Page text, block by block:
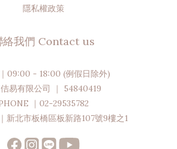
隱私權政策
絡我們 Contact us
09:00 - 18:00 (例假日除外)
易有限公司 ｜ 54840419
｜02-29535782
新北市板橋區板新路107號9樓之1